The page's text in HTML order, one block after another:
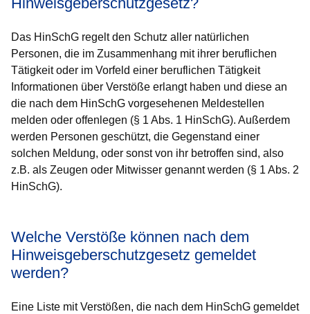
Das HinSchG regelt den Schutz aller natürlichen
Personen, die im Zusammenhang mit ihrer beruflichen
Tätigkeit oder im Vorfeld einer beruflichen Tätigkeit
Informationen über Verstöße erlangt haben und diese an
die nach dem HinSchG vorgesehenen Meldestellen
melden oder offenlegen (§ 1 Abs. 1 HinSchG). Außerdem
werden Personen geschützt, die Gegenstand einer
solchen Meldung, oder sonst von ihr betroffen sind, also
z.B. als Zeugen oder Mitwisser genannt werden (§ 1 Abs. 2
HinSchG).
Welche Verstöße können nach dem
Hinweisgeberschutzgesetz gemeldet
werden?
Eine Liste mit Verstößen, die nach dem HinSchG gemeldet